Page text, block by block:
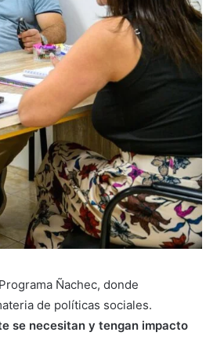
Ñachec, donde
de políticas sociales.
se necesitan y tengan impacto